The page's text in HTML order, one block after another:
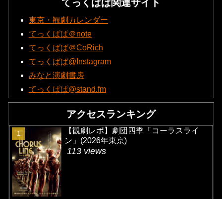
てっくぱぱ関連サイト
東京・観劇カレンダー
てっくぱぱ＠note
てっくぱぱ＠CoRich
てっくぱぱ@Instagram
みなと演劇書房
てっくぱぱ@stand.fm
アクセスランキング
【観劇レポ】劇団四季「コーラスライ
ン」(2026年東京)
113 views